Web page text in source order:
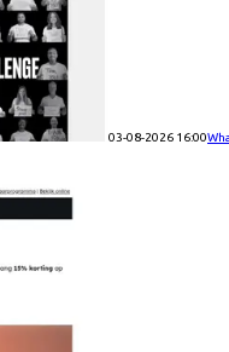
03-08-2026 16:00